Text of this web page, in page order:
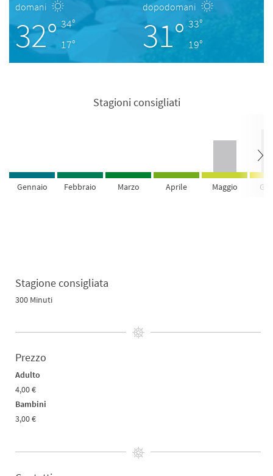
domani
32° 34°
17°
dopodomani
31° 33°
19°
Stagioni consigliati
Gennaio Febbraio Marzo Aprile Maggio
Stagione consigliata
300 Minuti
Prezzo
Adulto
4,00 €
Bambini
3,00 €